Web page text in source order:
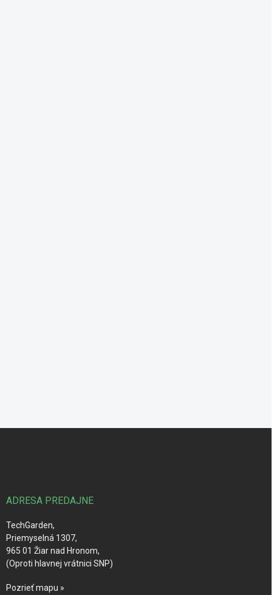
ADRESA PREDAJNE
TechGarden,
Priemyselná 1307,
965 01 Žiar nad Hronom,
(Oproti hlavnej vrátnici SNP)
Pozrieť mapu »